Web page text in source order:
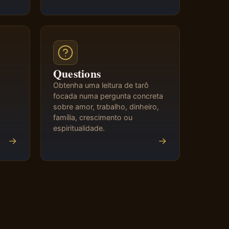
→
Questions
Obtenha uma leitura de tarô
focada numa pergunta concreta
sobre amor, trabalho, dinheiro,
família, crescimento ou
espiritualidade.
→